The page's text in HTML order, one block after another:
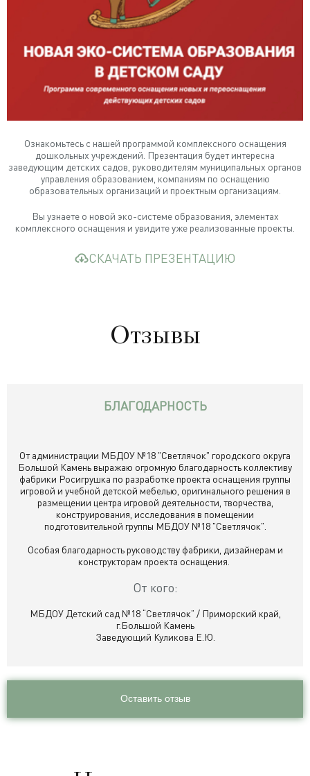
Ознакомьтесь с нашей программой комплексного оснащения
дошкольных учреждений. Презентация будет интересна
заведующим детских садов, руководителям муниципальных органов
управления образованием, компаниям по оснащению
образовательных организаций и проектным организациям.
Вы узнаете о новой эко-системе образования, элементах
комплексного оснащения и увидите уже реализованные проекты.
СКАЧАТЬ ПРЕЗЕНТАЦИЮ
Отзывы
БЛАГОДАРНОСТЬ
От администрации МБДОУ №18 "Светлячок" городского округа
Большой Камень выражаю огромную благодарность коллективу
фабрики Росигрушка по разработке проекта оснащения группы
игровой и учебной детской мебелью, оригинального решения в
размещении центра игровой деятельности, творчества,
конструирования, исследования в помещении
подготовительной группы МБДОУ №18 "Светлячок".
Особая благодарность руководству фабрики, дизайнерам и
конструкторам проекта оснащения.
От кого:
МБДОУ Детский сад №18 “Светлячок” / Приморский край,
г.Большой Камень
Заведующий Куликова Е.Ю.
Оставить отзыв